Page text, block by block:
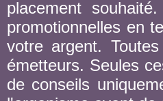
placement
promotionnelles en
votre argent.
émetteurs. Seules
de conseils